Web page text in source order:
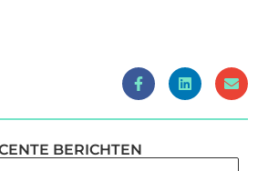
BERICHTEN